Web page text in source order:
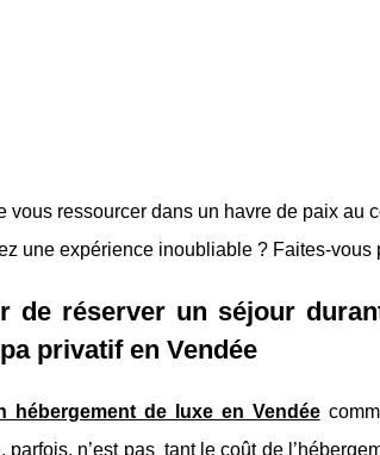
vous ressourcer dans un havre de paix au
une expérience inoubliable ? Faites-
de réserver un séjour
privatif en Vendée
hébergement de luxe en Vendée
parfois, n’est pas tant le coût de